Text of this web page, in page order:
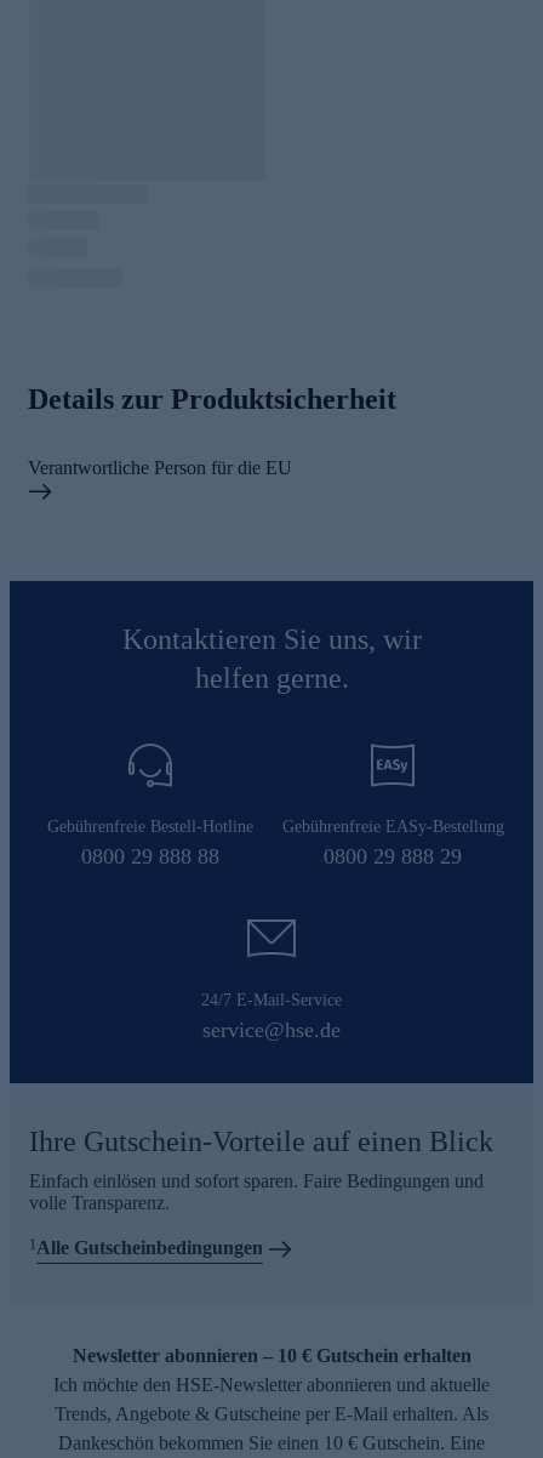
Details zur Produktsicherheit
Verantwortliche Person für die EU
Kontaktieren Sie uns, wir
helfen gerne.
Gebührenfreie Bestell-Hotline
0800 29 888 88
Gebührenfreie EASy-Bestellung
0800 29 888 29
24/7 E-Mail-Service
service@hse.de
Ihre Gutschein-Vorteile auf einen Blick
Einfach einlösen und sofort sparen. Faire Bedingungen und
volle Transparenz.
1 Alle Gutscheinbedingungen
Newsletter abonnieren – 10 € Gutschein erhalten
Ich möchte den HSE-Newsletter abonnieren und aktuelle
Trends, Angebote & Gutscheine per E-Mail erhalten. Als
Dankeschön bekommen Sie einen 10 € Gutschein. Eine